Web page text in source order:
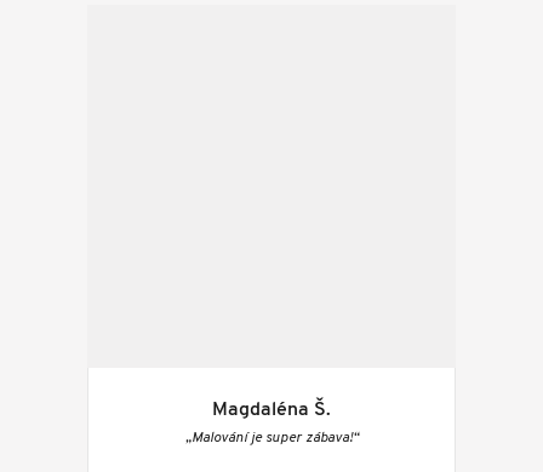
Magdaléna Š.
„Malování je super zábava!“